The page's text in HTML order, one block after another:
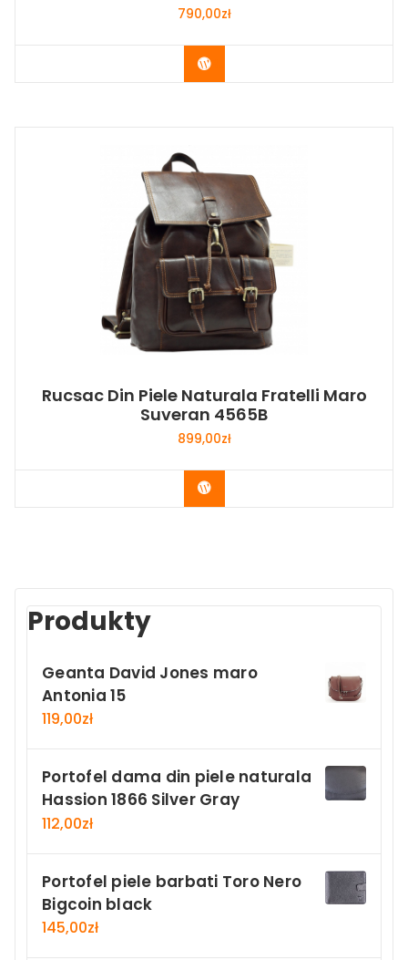
790,00zł
Buy Now
Rucsac Din Piele Naturala Fratelli Maro
Suveran 4565B
899,00zł
Buy Now
Produkty
Geanta David Jones maro
Antonia 15
119,00zł
Portofel dama din piele naturala
Hassion 1866 Silver Gray
112,00zł
Portofel piele barbati Toro Nero
Bigcoin black
145,00zł